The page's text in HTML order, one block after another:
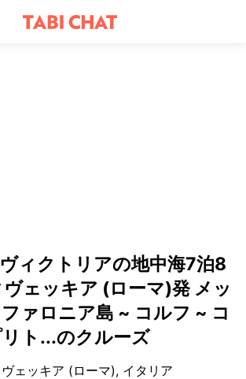
ィクトリアの地中海7泊8
ヴェッキア (ローマ)発 メッ
ァロニア島 ~ コルフ ~ コ
リト...のクルーズ
ェッキア (ローマ), イタリア